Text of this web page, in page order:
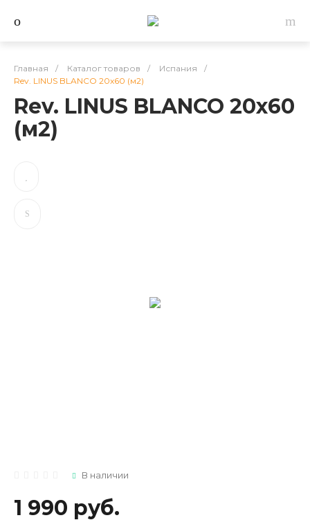
Главная / Каталог товаров / Испания
/
Rev. LINUS BLANCO 20x60 (м2)
Rev. LINUS BLANCO 20x60
(м2)
В наличии
1 990 руб.